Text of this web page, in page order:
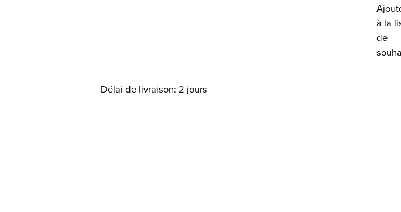
à la
de
Délai de livraison: 2 jours